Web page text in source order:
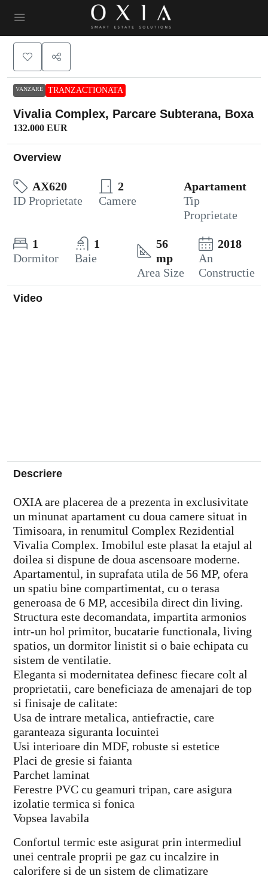
VANZARE TRANZACTIONATA
Vivalia Complex, Parcare Subterana, Boxa
132.000 EUR
Overview
AX620
ID Proprietate
2
Camere
Apartament
Tip
Proprietate
1
Dormitor
1
Baie
56
mp
Area Size
2018
An
Constructie
Video
Descriere
OXIA are placerea de a prezenta in exclusivitate
un minunat apartament cu doua camere situat in
Timisoara, in renumitul Complex Rezidential
Vivalia Complex. Imobilul este plasat la etajul al
doilea si dispune de doua ascensoare moderne.
Apartamentul, in suprafata utila de 56 MP, ofera
un spatiu bine compartimentat, cu o terasa
generoasa de 6 MP, accesibila direct din living.
Structura este decomandata, impartita armonios
intr-un hol primitor, bucatarie functionala, living
spatios, un dormitor linistit si o baie echipata cu
sistem de ventilatie.
Eleganta si modernitatea definesc fiecare colt al
proprietatii, care beneficiaza de amenajari de top
si finisaje de calitate:
Usa de intrare metalica, antiefractie, care
garanteaza siguranta locuintei
Usi interioare din MDF, robuste si estetice
Placi de gresie si faianta
Parchet laminat
Ferestre PVC cu geamuri tripan, care asigura
izolatie termica si fonica
Vopsea lavabila
Confortul termic este asigurat prin intermediul
unei centrale proprii pe gaz cu incalzire in
calorifere si de un sistem de climatizare